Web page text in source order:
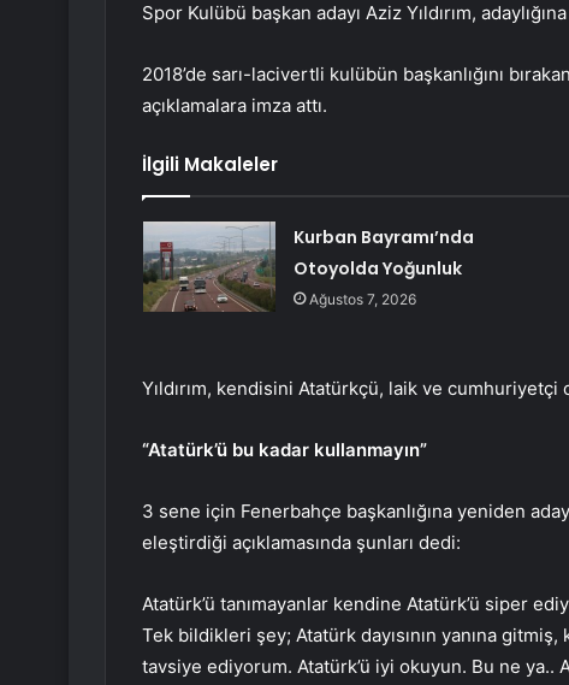
Spor Kulübü başkan adayı Aziz Yıldırım,
2018’de sarı-lacivertli kulübün başkanlığını
açıklamalara imza attı.
İlgili Makaleler
Kurban Bayramı’nda
Otoyolda Yoğunluk
Ağustos 7, 2026
Yıldırım, kendisini Atatürkçü, laik ve cumhuriyetçi
“Atatürk’ü bu kadar kullanmayın”
3 sene için Fenerbahçe başkanlığına yeniden
eleştirdiği açıklamasında şunları dedi:
Atatürk’ü tanımayanlar kendine Atatürk’ü siper
Tek bildikleri şey; Atatürk dayısının yanına
tavsiye ediyorum. Atatürk’ü iyi okuyun. Bu ne ya..